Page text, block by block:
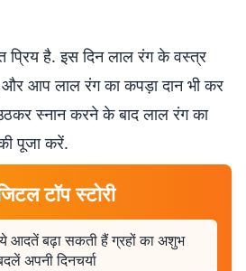
प्रिय है. इस दिन लाल रंग के वस्त्र
और आप लाल रंग का कपड़ा दान भी कर
स्नान करने के बाद लाल रंग का
पूजा करें.
टॉप स्टोरी
आदतें बढ़ा सकती हैं ग्रहों का अशुभ
अपनी दिनचर्या